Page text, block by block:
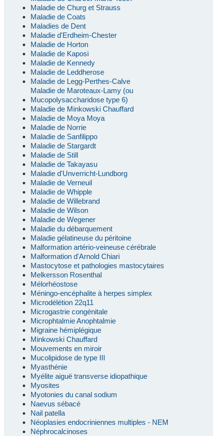
Maladie de Churg et Strauss
Maladie de Coats
Maladies de Dent
Maladie d'Erdheim-Chester
Maladie de Horton
Maladie de Kaposi
Maladie de Kennedy
Maladie de Leddherose
Maladie de Legg-Perthes-Calve
Maladie de Maroteaux-Lamy (ou
Mucopolysaccharidose type 6)
Maladie de Minkowski Chauffard
Maladie de Moya Moya
Maladie de Norrie
Maladie de Sanfilippo
Maladie de Stargardt
Maladie de Still
Maladie de Takayasu
Maladie d'Unverricht-Lundborg
Maladie de Verneuil
Maladie de Whipple
Maladie de Willebrand
Maladie de Wilson
Maladie de Wegener
Maladie du débarquement
Maladie gélatineuse du péritoine
Malformation artério-veineuse cérébrale
Malformation d'Arnold Chiari
Mastocytose et pathologies mastocytaires
Melkersson Rosenthal
Mélorhéostose
Méningo-encéphalite à herpes simplex
Microdélétion 22q11
Microgastrie congénitale
Microphtalmie Anophtalmie
Migraine hémiplégique
Minkowski Chauffard
Mouvements en miroir
Mucolipidose de type III
Myasthénie
Myélite aiguë transverse idiopathique
Myosites
Myotonies du canal sodium
Naevus sébacé
Nail patella
Néoplasies endocriniennes multiples - NEM
Néphrocalcinoses